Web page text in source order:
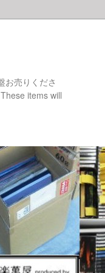
お売りくださ
items will